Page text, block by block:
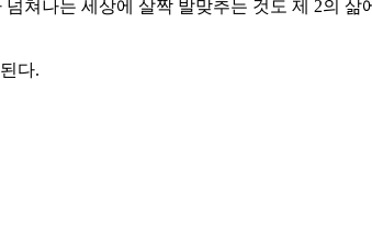
쳐나는 세상에 살짝 발맞추는 것도 제 2의 삶
다.